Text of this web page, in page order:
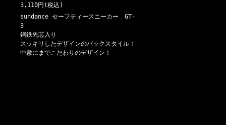
3,110円(税込)
sundance セーフティースニーカー GT-
3
鋼鉄先芯入り
スッキリしたデザインのバックスタイル！
中敷にまでこだわりのデザイン！